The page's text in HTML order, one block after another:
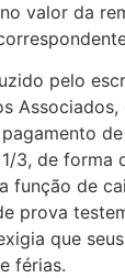
valor da
pelo
Associados,
3, de forma
função de
prova
que
férias.